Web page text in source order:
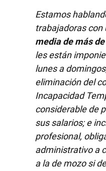
Estamos
trabajadoras con
media de más
les están
lunes a
eliminación del
Incapacidad
considerable de
sus salarios; e
profesional,
administrativo a
a la de mozo si